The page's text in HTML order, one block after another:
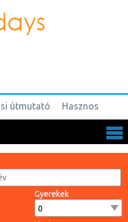
útmutató Hasznos
Gyerekek